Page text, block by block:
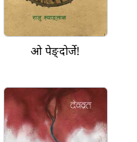
ओ पेङ्दोर्जे!